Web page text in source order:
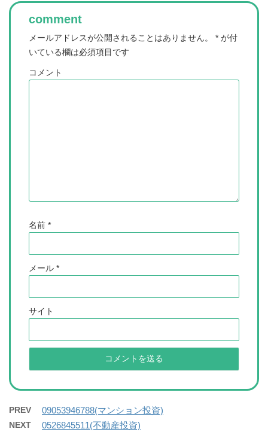
comment
メールアドレスが公開されることはありません。 * が付
いている欄は必須項目です
コメント
名前 *
メール *
サイト
PREV 09053946788(マンション投資)
NEXT 0526845511(不動産投資)